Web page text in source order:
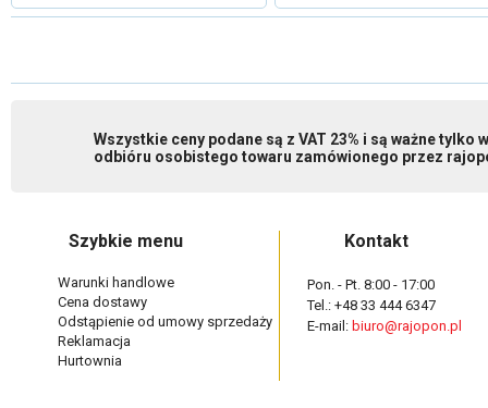
Wszystkie ceny podane są z VAT 23% i są ważne
odbióru osobistego towaru zamówionego przez
Szybkie menu
Warunki handlowe
Cena dostawy
Odstąpienie od umowy sprzedaży
Reklamacja
Hurtownia
Kontakt
Pon. - Pt. 8:00 - 17:00
Tel.: +48 33 444 6347
E-mail: biuro@rajopon.pl